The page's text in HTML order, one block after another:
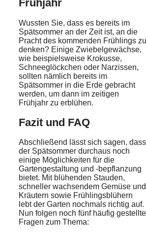
Frühjahr
Wussten Sie, dass es bereits im
Spätsommer an der Zeit ist, an die
Pracht des kommenden Frühlings zu
denken? Einige Zwiebelgewächse,
wie beispielsweise Krokusse,
Schneeglöckchen oder Narzissen,
sollten nämlich bereits im
Spätsommer in die Erde gebracht
werden, um dann im zeitigen
Frühjahr zu erblühen.
Fazit und FAQ
Abschließend lässt sich sagen, dass
der Spätsommer durchaus noch
einige Möglichkeiten für die
Gartengestaltung und -bepflanzung
bietet. Mit blühenden Stauden,
schneller wachsendem Gemüse und
Kräutern sowie Frühlingsblühern
lebt der Garten nochmals richtig auf.
Nun folgen noch fünf häufig gestellte
Fragen zum Thema: